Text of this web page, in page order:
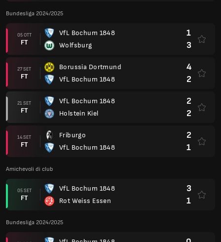
Bundesliga 2024/2025
05 OTT
FT
VfL Bochum 1848
Wolfsburg
1
3
27 SET
FT
Borussia Dortmund
VfL Bochum 1848
4
2
21 SET
FT
VfL Bochum 1848
Holstein Kiel
2
2
14 SET
FT
Friburgo
VfL Bochum 1848
2
1
Amichevoli di club
05 SET
FT
VfL Bochum 1848
Rot Weiss Essen
3
1
Bundesliga 2024/2025